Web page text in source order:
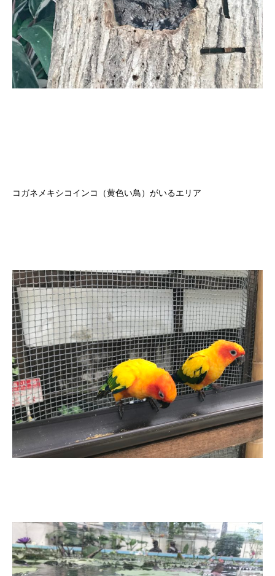
コガネメキシコインコ（黄色い鳥）がいるエリア